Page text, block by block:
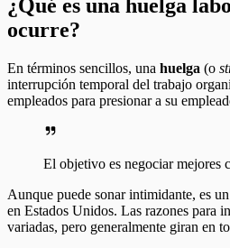
¿Qué es una huelga
ocurre?
En términos sencillos, una huelga (o
interrupción temporal del trabajo
empleados para presionar a su
El objetivo es negociar mejores
Aunque puede sonar intimidante, es
en Estados Unidos. Las razones para
variadas, pero generalmente giran en